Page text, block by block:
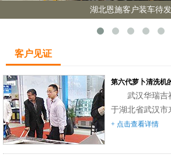
湖北恩施客户装车待发
客户见证
第六代萝卜清洗机
武汉华瑞吉
于湖北省武汉市
台商投资区。是
洗机，萝卜切条
+ 点击查看详情